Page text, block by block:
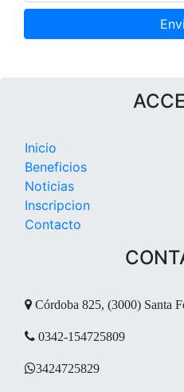
Inicio
Beneficios
Noticias
Inscripcion
Contacto
Córdoba 825, (3000) Santa
0342-154725809
3424725829